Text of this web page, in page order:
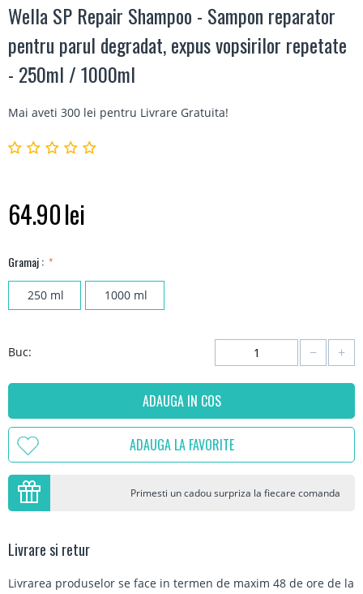
Wella SP Repair Shampoo - Sampon reparator
pentru parul degradat, expus vopsirilor repetate
- 250ml / 1000ml
Mai aveti 300 lei pentru Livrare Gratuita!
64.90lei
Gramaj :
250 ml 1000 ml
Buc: +
−
ADAUGA IN COS
ADAUGA LA FAVORITE
Primesti un cadou surpriza la fiecare comanda
Livrare si retur
Livrarea produselor se face in termen de maxim 48 de ore de la